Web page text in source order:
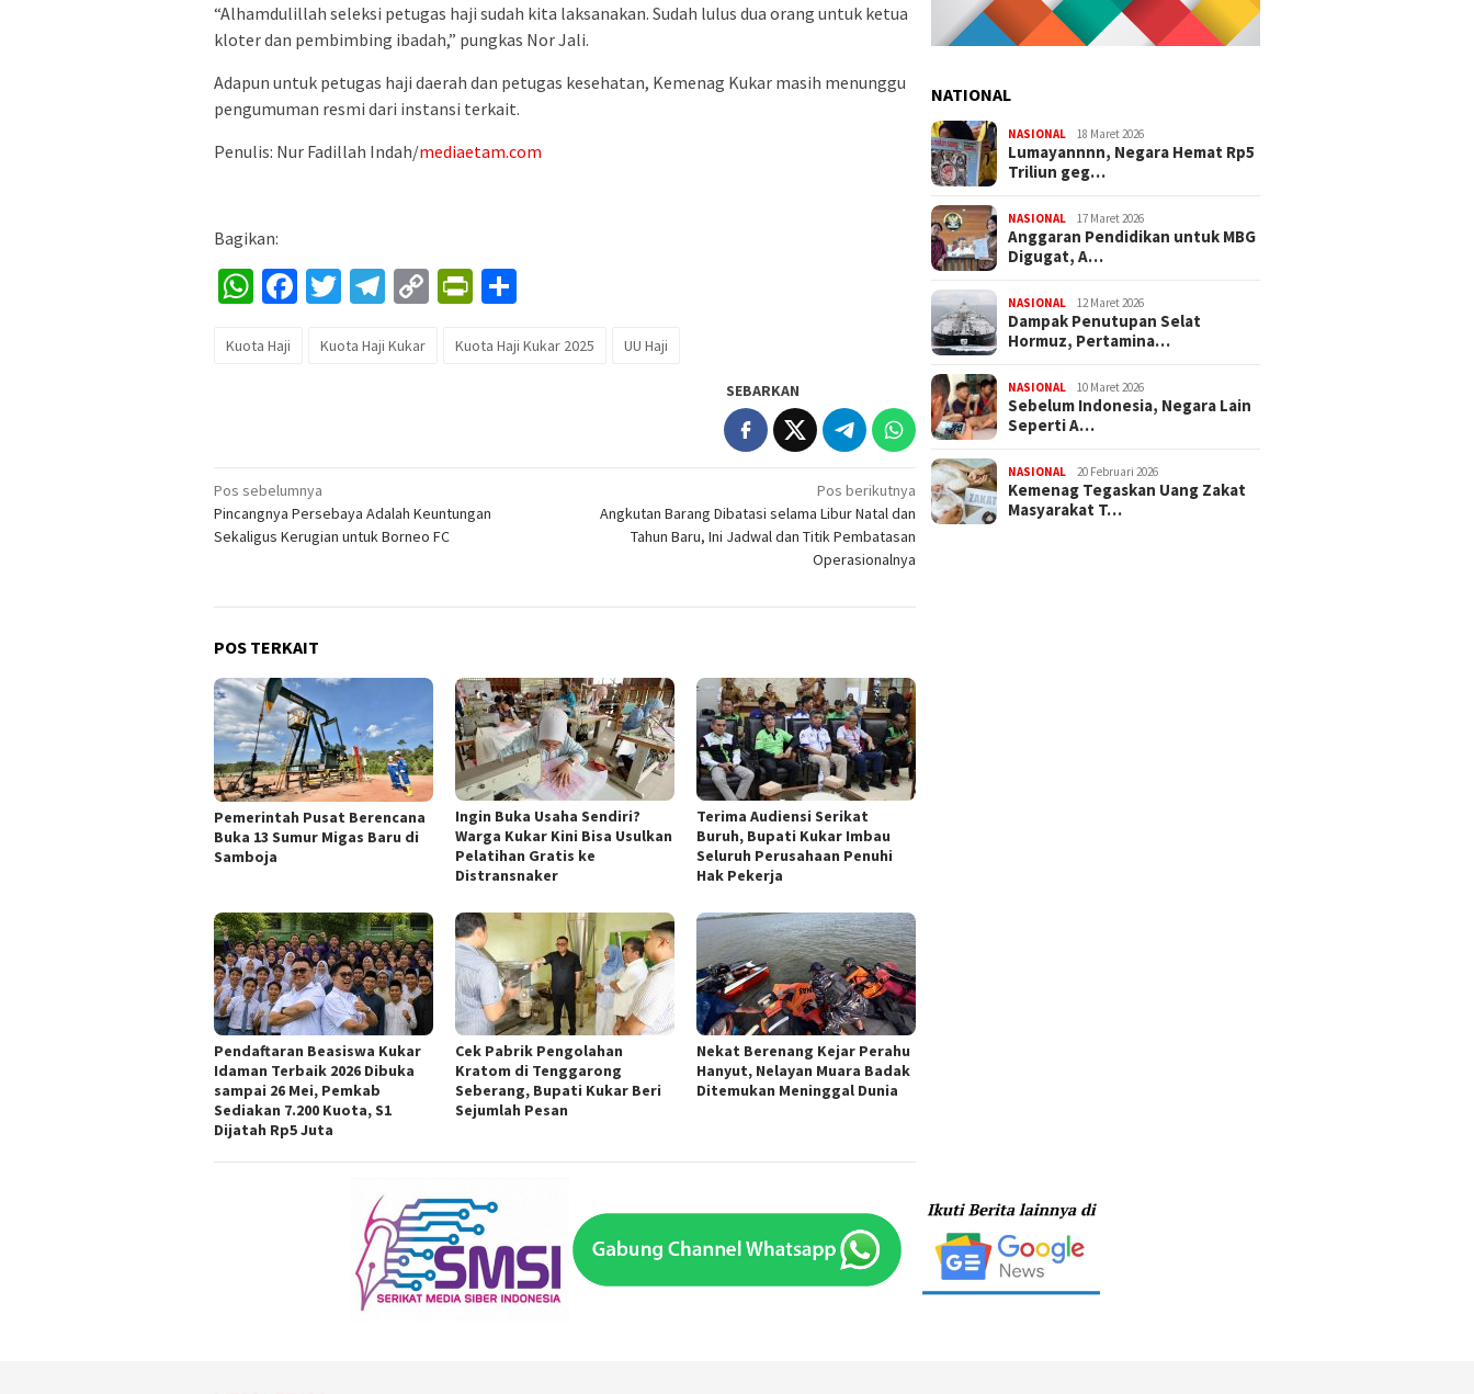
“Alhamdulillah seleksi petugas haji sudah kita laksanakan. Sudah lulus dua orang untuk ketua
kloter dan pembimbing ibadah,” pungkas Nor Jali.
Adapun untuk petugas haji daerah dan petugas kesehatan, Kemenag Kukar masih menunggu
pengumuman resmi dari instansi terkait.
Penulis: Nur Fadillah Indah/mediaetam.com
Bagikan:
WhatsApp
Facebook
Twitter
Telegram
CopyPrintFriendly
Kuota Haji Kuota Haji Kukar Kuota Haji Kukar 2025 UU Haji
SEBARKAN
Navigasi
pos
Pos sebelumnya
Pincangnya Persebaya Adalah Keuntungan
Sekaligus Kerugian untuk Borneo FC
Pos berikutnya
Angkutan Barang Dibatasi selama Libur Natal dan
Tahun Baru, Ini Jadwal dan Titik Pembatasan
Operasionalnya
POS TERKAIT
Pemerintah Pusat Berencana
Buka 13 Sumur Migas Baru di
Samboja
Ingin Buka Usaha Sendiri?
Warga Kukar Kini Bisa Usulkan
Pelatihan Gratis ke
Distransnaker
Terima Audiensi Serikat
Buruh, Bupati Kukar Imbau
Seluruh Perusahaan Penuhi
Hak Pekerja
Pendaftaran Beasiswa Kukar
Idaman Terbaik 2026 Dibuka
sampai 26 Mei, Pemkab
Sediakan 7.200 Kuota, S1
Dijatah Rp5 Juta
Cek Pabrik Pengolahan
Kratom di Tenggarong
Seberang, Bupati Kukar Beri
Sejumlah Pesan
Nekat Berenang Kejar Perahu
Hanyut, Nelayan Muara Badak
Ditemukan Meninggal Dunia
NATIONAL
NASIONAL 18 Maret 2026
Lumayannnn, Negara Hemat Rp5
Triliun geg…
NASIONAL 17 Maret 2026
Anggaran Pendidikan untuk MBG
Digugat, A…
NASIONAL 12 Maret 2026
Dampak Penutupan Selat
Hormuz, Pertamina…
NASIONAL 10 Maret 2026
Sebelum Indonesia, Negara Lain
Seperti A…
NASIONAL 20 Februari 2026
Kemenag Tegaskan Uang Zakat
Masyarakat T…